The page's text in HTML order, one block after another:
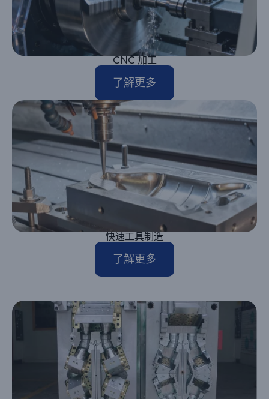
CNC 加工
了解更多
快速工具制造
了解更多